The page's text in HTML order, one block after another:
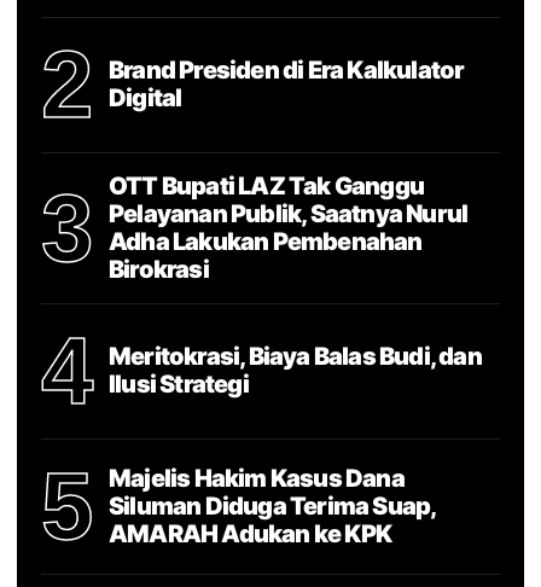
2
Brand Presiden di Era Kalkulator
Digital
3
OTT Bupati LAZ Tak Ganggu
Pelayanan Publik, Saatnya Nurul
Adha Lakukan Pembenahan
Birokrasi
4
Meritokrasi, Biaya Balas Budi, dan
Ilusi Strategi
5
Majelis Hakim Kasus Dana
Siluman Diduga Terima Suap,
AMARAH Adukan ke KPK